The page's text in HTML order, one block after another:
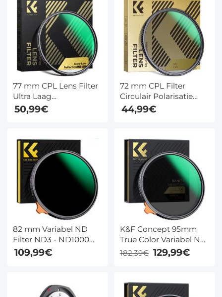
77 mm CPL Lens Filter
Ultra Laag
Reflectievermogen HD
Circulair
Meerlaagse Coatings
Nano Xcel Serie
50,99€
72 mm CPL Filter
Circulair Polarisatie
Filter Met 24 Laags
Meerlaags Groen
Hydrofoob / Antikras
Nano Dazzle Serie
44,99€
82 mm Variabel ND
Filter ND3 - ND1000
Ultradunne High
Definition
Nano Xcel Serie
109,99€
K&F Concept 95mm
True Color Variabel ND
Filter ND2-32 – Voor
Nauwkeurige
Video
182,39€ 129,99€